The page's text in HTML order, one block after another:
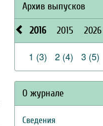
Архив выпусков
2016 2015 2026
1 (3) 2 (4) 3 (5)
О журнале
Сведения